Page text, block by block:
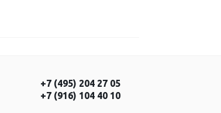
+7 (495) 204 27 05
+7 (916) 104 40 10